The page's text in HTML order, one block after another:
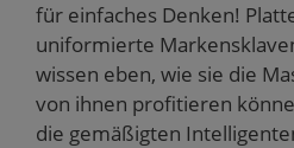
für einfaches Denken!
uniformierte
wissen eben, wie sie die
von ihnen profitieren
die gemäßigten